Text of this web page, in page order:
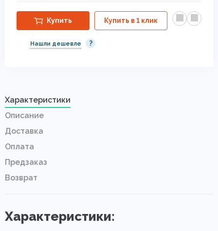
Купить Купить в 1 клик
Нашли дешевле ?
Характеристики
Описание
Доставка
Оплата
Предзаказ
Возврат
Характеристики: